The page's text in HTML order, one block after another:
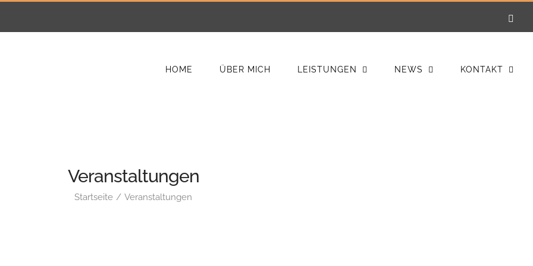
HOME ÜBER MICH LEISTUNGEN NEWS KONTAKT
Veranstaltungen
Startseite Veranstaltungen